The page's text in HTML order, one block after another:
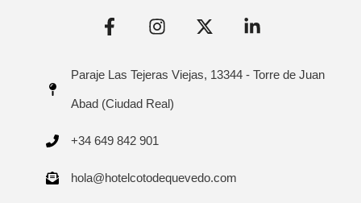
Paraje Las Tejeras Viejas, 13344 - Torre de Juan
Abad (Ciudad Real)
+34 649 842 901
hola@hotelcotodequevedo.com